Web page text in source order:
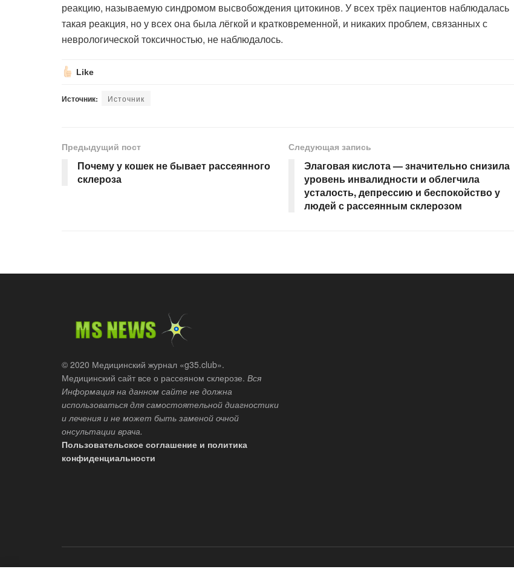
реакцию, называемую синдромом высвобождения цитокинов. У всех трёх пациентов наблюдалась
такая реакция, но у всех она была лёгкой и кратковременной, и никаких проблем, связанных с
неврологической токсичностью, не наблюдалось.
Like
Источник: Источник
Предыдущий пост
Почему у кошек не бывает рассеянного
склероза
Следующая запись
Элаговая кислота — значительно снизила
уровень инвалидности и облегчила
усталость, депрессию и беспокойство у
людей с рассеянным склерозом
© 2020 Медицинский журнал «g35.club».
Медицинский сайт все о рассеяном склерозе. Вся
Информация на данном сайте не должна
использоваться для самостоятельной диагностики
и лечения и не может быть заменой очной
онсультации врача.
Пользовательское соглашение и политика
конфиденциальности